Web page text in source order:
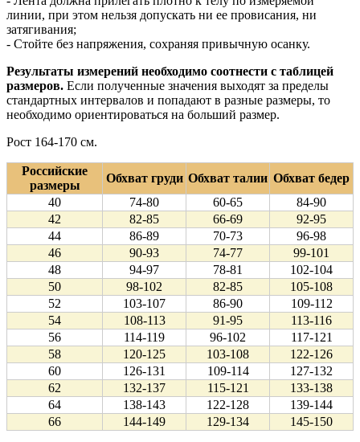
линии, при этом нельзя допускать ни ее провисания, ни
затягивания;
- Стойте без напряжения, сохраняя привычную осанку.
Результаты измерений необходимо соотнести с таблицей
размеров. Если полученные значения выходят за пределы
стандартных интервалов и попадают в разные размеры, то
необходимо ориентироваться на больший размер.
Рост 164-170 см.
Российские
размеры
Обхват груди Обхват талии Обхват бедер
40
74-80 60-65
84-90
42
82-85 66-69
92-95
44
86-89 70-73
96-98
46
90-93 74-77
99-101
48
94-97 78-81
102-104
50
98-102 82-85
105-108
52
103-107 86-90
109-112
54
108-113 91-95
113-116
56
114-119 96-102
117-121
58
120-125 103-108
122-126
60
126-131 109-114
127-132
62
132-137 115-121
133-138
64
138-143 122-128
139-144
66
144-149 129-134 145-150